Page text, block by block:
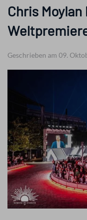
Chris
Geschrieben am 09.